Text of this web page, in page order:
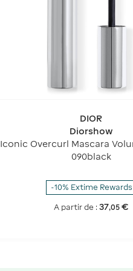
DIOR
Diorshow
Iconic Overcurl Mascara
24 H - Effet
090black
-10% Extime Rewards
A partir de :37,05 €